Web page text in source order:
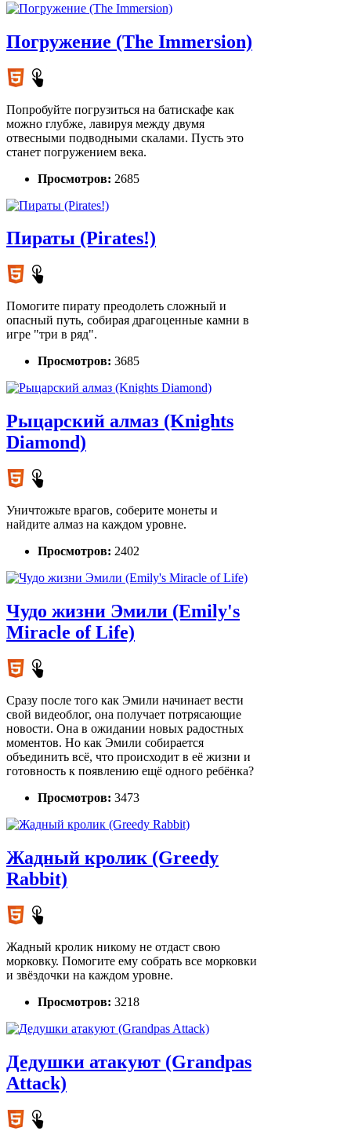
Погружение (The Immersion)
Попробуйте погрузиться на батискафе как
можно глубже, лавируя между двумя
отвесными подводными скалами. Пусть это
станет погружением века.
Просмотров: 2685
Пираты (Pirates!)
Помогите пирату преодолеть сложный и
опасный путь, собирая драгоценные камни в
игре "три в ряд".
Просмотров: 3685
Рыцарский алмаз (Knights
Diamond)
Уничтожьте врагов, соберите монеты и
найдите алмаз на каждом уровне.
Просмотров: 2402
Чудо жизни Эмили (Emily's
Miracle of Life)
Сразу после того как Эмили начинает вести
свой видеоблог, она получает потрясающие
новости. Она в ожидании новых радостных
моментов. Но как Эмили собирается
объединить всё, что происходит в её жизни и
готовность к появлению ещё одного ребёнка?
Просмотров: 3473
Жадный кролик (Greedy
Rabbit)
Жадный кролик никому не отдаст свою
морковку. Помогите ему собрать все морковки
и звёздочки на каждом уровне.
Просмотров: 3218
Дедушки атакуют (Grandpas
Attack)